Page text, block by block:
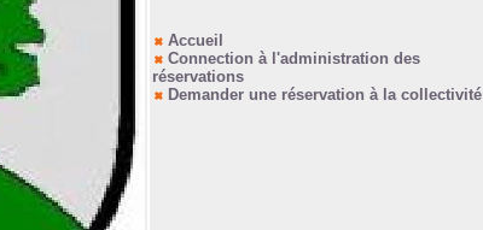
Accueil
Connection à l'administration des
réservations
Demander une réservation à la collectivité